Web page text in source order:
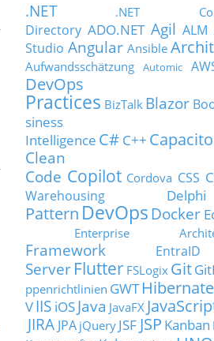
.NET .NET
Directory ADO.NET Agil ALM
Studio Angular Ansible
Aufwandsschätzung Automic
DevOps
Practices BizTalk Blazor
siness
Intelligence C# C++
Clean
Code Copilot Cordova CSS
Warehousing
Delphi
Pattern DevOps Docker
Enterprise
Framework
EntraID
Server Flutter FSLogix Git
ppenrichtlinien GWT Hibernate
VIIS iOSJava JavaFX
JIRA JPA jQuery JSF JSP Kanban